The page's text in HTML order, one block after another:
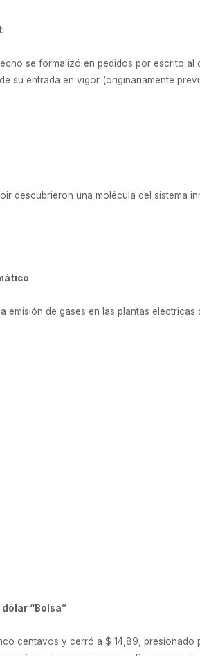
se formalizó en pedidos por escrito
su entrada en vigor (originariamente
descubrieron una molécula del sistema
de gases en las plantas eléctricas
dólar “Bolsa”
centavos y cerró a $ 14,89,